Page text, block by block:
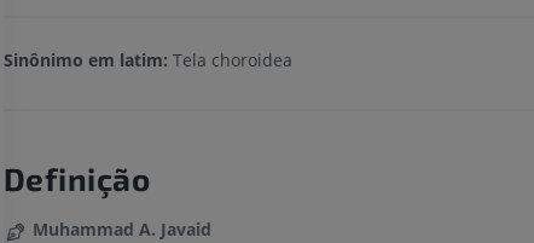
Sinônimo em latim: Tela choroidea
Definição
Muhammad A. Javaid